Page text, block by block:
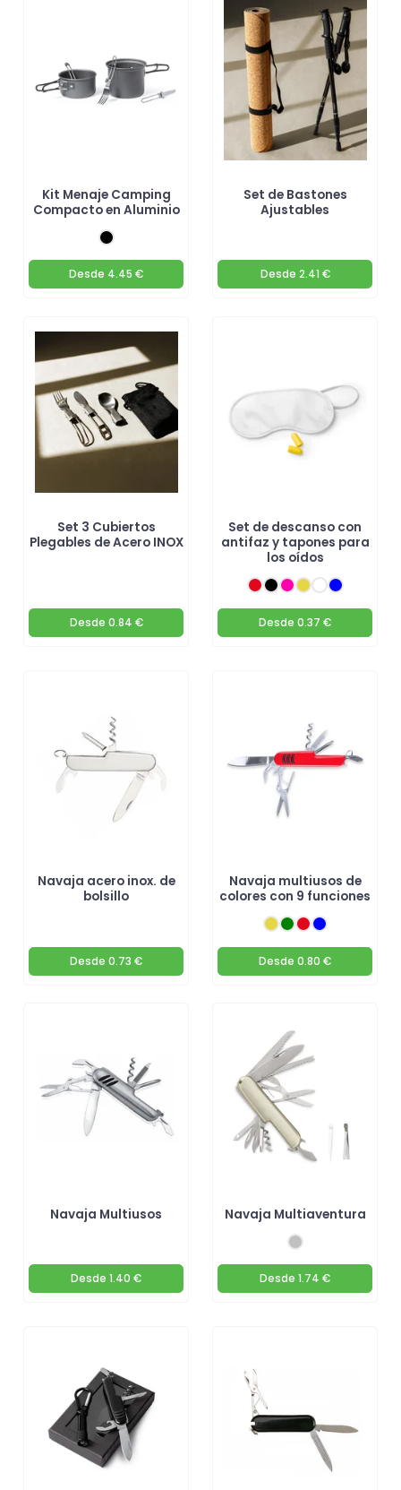
Kit Menaje Camping
Compacto en Aluminio
Desde 4.45 €
Set de Bastones
Ajustables
Desde 2.41 €
Set 3 Cubiertos
Plegables de Acero INOX
Desde 0.84 €
Set de descanso con
antifaz y tapones para
los oídos
Desde 0.37 €
Navaja acero inox. de
bolsillo
Desde 0.73 €
Navaja multiusos de
colores con 9 funciones
Desde 0.80 €
Navaja Multiusos
Desde 1.40 €
Navaja Multiaventura
Desde 1.74 €